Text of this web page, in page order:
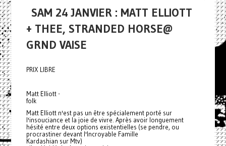
SAM 24 JANVIER : MATT ELLIOTT
+ THEE, STRANDED HORSE@
GRND VAISE
PRIX LIBRE
Matt Elliott -
folk
Matt Elliott n'est pas un être spécialement porté sur
l'insouciance et la joie de vivre. Après avoir longuement
hésité entre deux options existentielles (se pendre, ou
procrastiner devant l'Incroyable Famille
Kardashian sur Mtv)